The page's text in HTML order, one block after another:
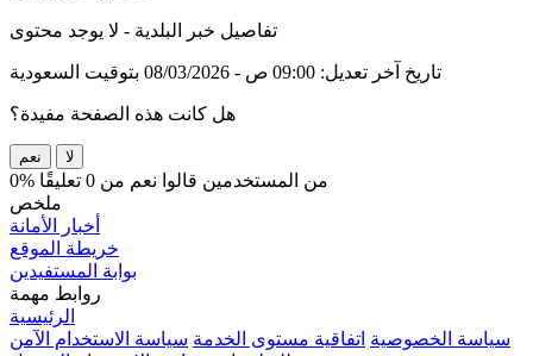
تفاصيل خبر البلدية - لا يوجد محتوى
تاريخ آخر تعديل: 09:00 ص - 08/03/2026 بتوقيت السعودية
هل كانت هذه الصفحة مفيدة؟
نعم لا
0% من المستخدمين قالوا نعم من 0 تعليقًا
ملخص
أخبار الأمانة
خريطة الموقع
بوابة المستفيدين
روابط مهمة
الرئيسية
سياسة الخصوصية اتفاقية مستوى الخدمة سياسة الاستخدام الآمن